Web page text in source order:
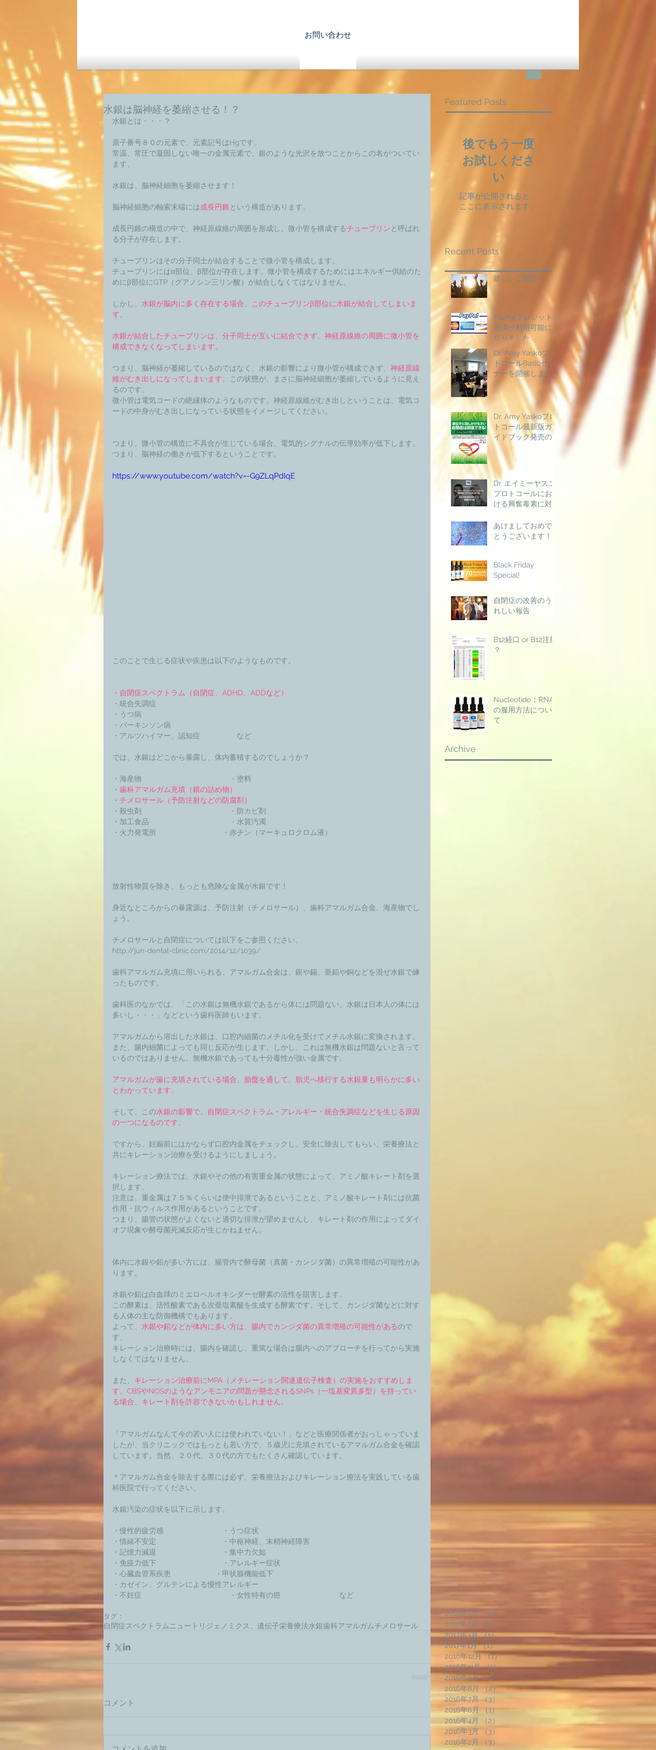
お問い合わせ
水銀は脳神経を萎縮させる！？
水銀とは・・・？
原子番号８０の元素で、元素記号はHgです。
常温、常圧で凝固しない唯一の金属元素で、銀のような光沢を放つことからこの名がついてい
ます。
水銀は、脳神経細胞を萎縮させます！
脳神経細胞の軸索末端には成長円錐という構造があります。
成長円錐の構造の中で、神経原線維の周囲を形成し、微小管を構成するチューブリンと呼ばれ
る分子が存在します。
チューブリンはその分子同士が結合することで微小管を構成します。
チューブリンにはα部位、β部位が存在します。微小管を構成するためにはエネルギー供給のた
めにβ部位にGTP（グアノシン三リン酸）が結合しなくてはなりません。
しかし、 水銀が脳内に多く存在する場合、このチューブリンβ部位に水銀が結合してしまいま
す。
水銀が結合したチューブリンは、分子同士が互いに結合できず、神経原線維の周囲に微小管を
構成できなくなってしまいます。
つまり、脳神経が萎縮しているのではなく、水銀の影響により微小管が構成できず、 神経原線
維がむき出しになってしまいます。
この状態が、まさに脳神経細胞が萎縮しているように見え
るのです。
微小管は電気コードの絶縁体のようなものです。神経原線維がむき出しということは、電気コ
ードの中身がむき出しになっている状態をイメージしてください。
つまり、微小管の構造に不具合が生じている場合、電気的シグナルの伝導効率が低下します。
つまり、脳神経の働きが低下するということです。
https://www.youtube.com/watch?v=-G9ZLqPdIqE
このことで生じる症状や疾患は以下のようなものです。
・ 自閉症スペクトラム（自閉症、ADHD、ADDなど）
・統合失調症
・うつ病
・パーキンソン病
・アルツハイマー、認知症　　　　　など
では、水銀はどこから暴露し、体内蓄積するのでしょうか？
・海産物　　　　　　　　　　　　・塗料
・ 歯科アマルガム充填（銀の詰め物）
・ チメロサール（予防注射などの防腐剤）
・殺虫剤　　　　　　　　　　　　・防カビ剤
・加工食品　　　　　　　　　　　・水質汚濁
・火力発電所　　　　　　　　　・赤チン（マーキュロクロム液）
放射性物質を除き、もっとも危険な金属が水銀です！
身近なところからの暴露源は、予防注射（チメロサール）、歯科アマルガム合金、海産物でし
ょう。
チメロサールと自閉症については以下をご参照ください。
http://jun-dental-clinic.com/2014/12/1039/
歯科アマルガム充填に用いられる、アマルガム合金は、銀や錫、亜鉛や銅などを混ぜ水銀で練
ったものです。
歯科医のなかでは、「この水銀は無機水銀であるから体には問題ない。水銀は日本人の体には
多いし・・・」などという歯科医師もいます。
アマルガムから溶出した水銀は、口腔内細菌のメチル化を受けてメチル水銀に変換されます。
また、腸内細菌によっても同じ反応が生じます。しかし、これは無機水銀は問題ないと言って
いるのではありません。無機水銀であっても十分毒性が強い金属です。
アマルガムが歯に充填されている場合、胎盤を通して、胎児へ移行する水銀量も明らかに多い
とわかっています。
そして、この水銀の影響で、自閉症スペクトラム・アレルギー・統合失調症などを生じる原因
の一つになるのです。
ですから、妊娠前にはかならず口腔内金属をチェックし、安全に除去してもらい、栄養療法と
共にキレーション治療を受けるようにしましょう。
キレーション療法では、水銀やその他の有害重金属の状態によって、アミノ酸キレート剤を選
択します。
注意は、重金属は７５％くらいは便中排泄であるということと、アミノ酸キレート剤には抗菌
作用・抗ウィルス作用があるということです。
つまり、腸管の状態がよくないと適切な排泄が望めませんし、キレート剤の作用によってダイ
オフ現象や酵母菌死滅反応が生じかねません。
体内に水銀や鉛が多い方には、腸管内で酵母菌（真菌・カンジダ菌）の異常増殖の可能性があ
ります。
水銀や鉛は白血球のミエロペルオキシダーゼ酵素の活性を阻害します。
この酵素は、活性酸素である次亜塩素酸を生成する酵素です。そして、カンジダ菌などに対す
る人体の主な防御機構でもあります。
よって、 水銀や鉛などが体内に多い方は、腸内でカンジダ菌の異常増殖の可能性があるので
す。
キレーション治療時には、腸内を確認し、重篤な場合は腸内へのアプローチを行ってから実施
しなくてはなりません。
また、 キレーション治療前にMPA（メチレーション関連遺伝子検査）の実施をおすすめしま
す。CBSやNOSのようなアンモニアの問題が懸念されるSNPs（一塩基変異多型）を持ってい
る場合、キレート剤を許容できないかもしれません。
「アマルガムなんて今の若い人には使われていない！」などと医療関係者がおっしゃっていま
したが、当クリニックではもっとも若い方で、５歳児に充填されているアマルガム合金を確認
しています。当然、２０代、３０代の方でもたくさん確認しています。
＊アマルガム合金を除去する際には必ず、栄養療法およびキレーション療法を実践している歯
科医院で行ってください。
水銀汚染の症状を以下に示します。
・慢性的疲労感　　　　　　　　・うつ症状
・情緒不安定　　　　　　　　　・中枢神経、末梢神経障害
・記憶力減退　　　　　　　　　・集中力欠如
・免疫力低下　　　　　　　　　・アレルギー症状
・心臓血管系疾患　　　　　　・甲状腺機能低下
・カゼイン、グルテンによる慢性アレルギー
・不妊症　　　　　　　　　　　　・女性特有の癌　　　　　　　　など
タグ：
自閉症スペクトラムニュートリジェノミクス、遺伝子栄養療法水銀歯科アマルガムチメロサール
コメント
Featured Posts
後でもう一度
お試しくださ
い
記事が公開されると、
ここに表示されます。
Recent Posts
嬉しいご報告！
PayPalクレジット
決済が利用可能に
なりました。
Dr. Amy Yaskoプロ
トコールBasicセミ
ナーを開催しまし
た。
Dr. Amy Yaskoプロ
トコール最新版ガ
イドブック発売の
お知らせ！
Dr. エイミーヤスコ
プロトコールにお
ける興奮毒素に対
み
あけましておめで
とうございます！
Black Friday
Special!
自閉症の改善のう
れしい報告
B12経口 or B12注射
？
Nucleotide；RNA
の服用方法につい
て
Archive
2018年5月 （2）
2017年7月
（1）
2017年3月 （1）1件の記事
2017年1月 （1）1件の記事
2016年12月 （1）1件の記事
2016年11月 （1）1件の記事
2016年9月 （1）
2016年8月
（2）2件の記事
2016年7月 （3）
3件の記事
2016年6月 （1）1件の記事
2016年4月
（2）
2016年3月 （3）
2016年2月
（3）